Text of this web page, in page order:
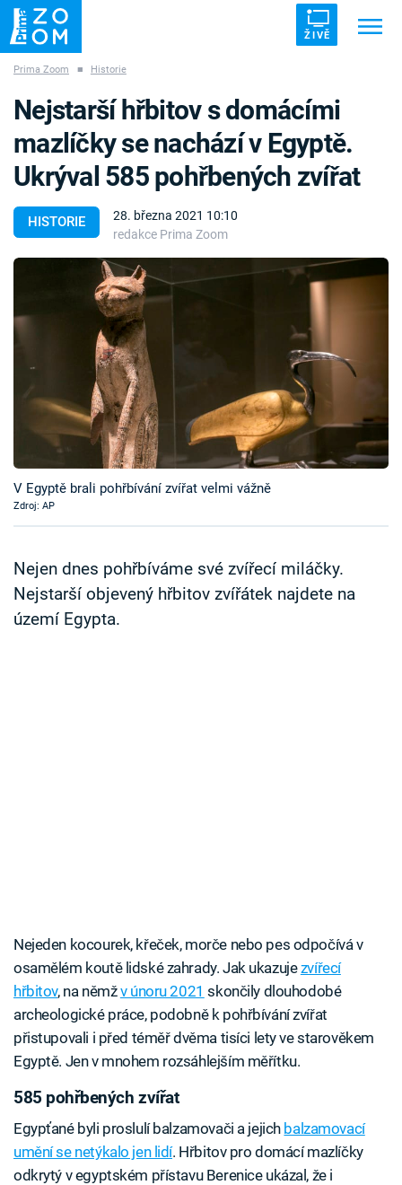
ŽIVĚ
ZÁHADY VETŘELCI DÁVNOVĚKU
Témata
TV Program
Časopis
Sledujte prima+
Sledujte nás
Prima Zoom ■ Historie
HISTORIE
28. března 2021 10:10
redakce Prima Zoom
Nejstarší hřbitov s domácími
mazlíčky se nachází v Egyptě.
Ukrýval 585 pohřbených zvířat
V Egyptě brali pohřbívání zvířat velmi vážně
Zdroj: AP
Nejen dnes pohřbíváme své zvířecí miláčky.
Nejstarší objevený hřbitov zvířátek najdete na
území Egypta.
Nejeden kocourek, křeček, morče nebo pes odpočívá v
osamělém koutě lidské zahrady. Jak ukazujezvířecí
hřbitov, na němžv únoru 2021 skončily dlouhodobé
archeologické práce, podobně k pohřbívání zvířat
přistupovali i před téměř dvěma tisíci lety ve starověkem
Egyptě. Jen v mnohem rozsáhlejším měřítku.
585 pohřbených zvířat
Egypťané byli proslulí balzamovači a jejich balzamovací
umění se netýkalo jen lidí. Hřbitov pro domácí mazlíčky
odkrytý v egyptském přístavu Berenice ukázal, že i